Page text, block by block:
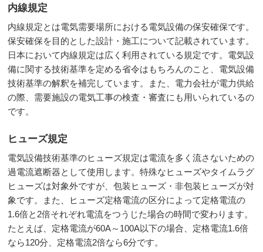
内線規定
内線規定とは電気需要場所における電気設備の保安確保です。
保安確保を目的とした設計・施工について記載されています。
日本において内線規定は広く利用されている規定です。電気設
備に関する技術基準を定める省令はもちろんのこと、電気設備
技術基準の解釈を補完しています。また、電力会社が電力供給
の際、需要施設の電気工事の検査・審査にも用いられているの
です。
ヒューズ規定
電気設備技術基準のヒューズ規定は電流を多く流さないための
過電流遮断器として使用します。特殊なヒューズやタイムラグ
ヒューズは対象外ですが、包装ヒューズ・非包装ヒューズが対
象です。また、ヒューズ定格電流の区分によって定格電流の
1.6倍と2倍それぞれ電流をつうじた場合の時間で変わります。
たとえば、定格電流が60A～100A以下の場合、定格電流1.6倍
なら120分、定格電流2倍なら6分です。